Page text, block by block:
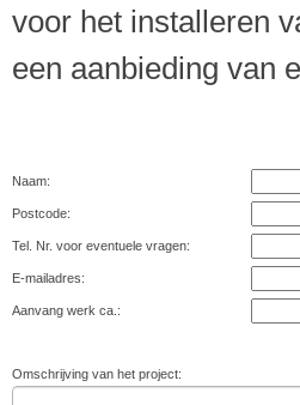
voor het installeren
een aanbieding van
Naam:
Postcode:
Tel. Nr. voor eventuele vragen:
E-mailadres:
Aanvang werk ca.:
Omschrijving van het project: